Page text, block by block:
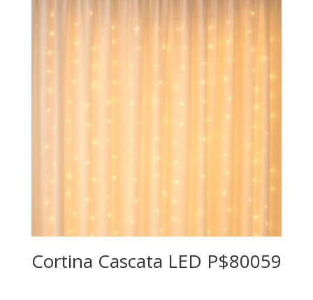
Cortina Cascata LED P$80059